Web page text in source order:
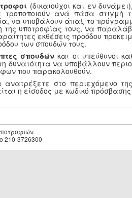
(δικαιούχοι και εν
τροποποιούν ανά πάσα στιγμή
να υποβάλουν άπαξ το
της υποτροφίας τους, να
εκθέσεις προόδου
των σπουδών τους.
σπουδών και οι υπεύθυνοι
δυνατότητα να υποβάλλουν
που παρακολουθούν.
ανατρέξετε στο περιεχόμενο της
η είσοδος με κωδικό πρόσβασης
210-3726300